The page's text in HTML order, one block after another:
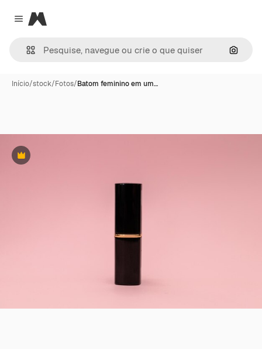
Close menu
Magnific
Início/stock/Fotos/Batom feminino em um…
Premium